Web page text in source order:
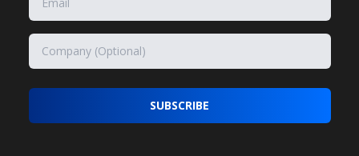
SUBSCRIBE